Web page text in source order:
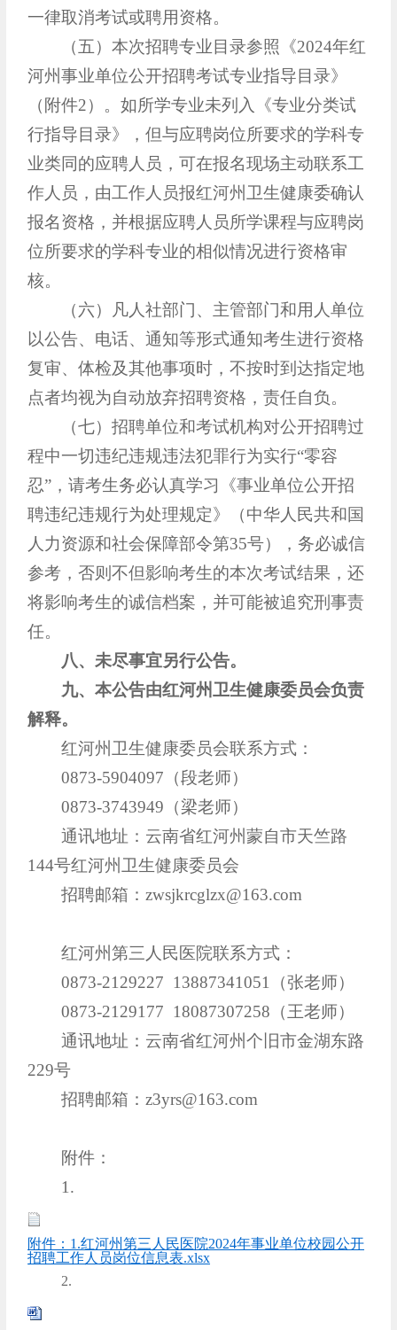
一律取消考试或聘用资格。
（五）本次招聘专业目录参照《2024年红
河州事业单位公开招聘考试专业指导目录》
（附件2）。如所学专业未列入《专业分类试
行指导目录》，但与应聘岗位所要求的学科专
业类同的应聘人员，可在报名现场主动联系工
作人员，由工作人员报红河州卫生健康委确认
报名资格，并根据应聘人员所学课程与应聘岗
位所要求的学科专业的相似情况进行资格审
核。
（六）凡人社部门、主管部门和用人单位
以公告、电话、通知等形式通知考生进行资格
复审、体检及其他事项时，不按时到达指定地
点者均视为自动放弃招聘资格，责任自负。
（七）招聘单位和考试机构对公开招聘过
程中一切违纪违规违法犯罪行为实行“零容
忍”，请考生务必认真学习《事业单位公开招
聘违纪违规行为处理规定》（中华人民共和国
人力资源和社会保障部令第35号），务必诚信
参考，否则不但影响考生的本次考试结果，还
将影响考生的诚信档案，并可能被追究刑事责
任。
八、未尽事宜另行公告。
九、本公告由红河州卫生健康委员会负责
解释。
红河州卫生健康委员会联系方式：
0873-5904097（段老师）
0873-3743949（梁老师）
通讯地址：云南省红河州蒙自市天竺路
144号红河州卫生健康委员会
招聘邮箱：zwsjkrcglzx@163.com
红河州第三人民医院联系方式：
0873-2129227 13887341051（张老师）
0873-2129177 18087307258（王老师）
通讯地址：云南省红河州个旧市金湖东路
229号
招聘邮箱：z3yrs@163.com
附件：
1.
附件：1.红河州第三人民医院2024年事业单位校园公开
招聘工作人员岗位信息表.xlsx
2.